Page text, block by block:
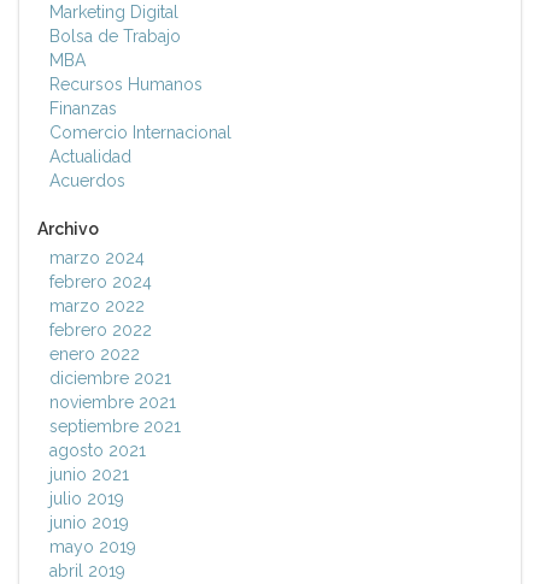
Marketing Digital
Bolsa de Trabajo
MBA
Recursos Humanos
Finanzas
Comercio Internacional
Actualidad
Acuerdos
Archivo
marzo 2024
febrero 2024
marzo 2022
febrero 2022
enero 2022
diciembre 2021
noviembre 2021
septiembre 2021
agosto 2021
junio 2021
julio 2019
junio 2019
mayo 2019
abril 2019